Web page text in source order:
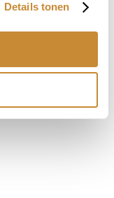
Details tonen